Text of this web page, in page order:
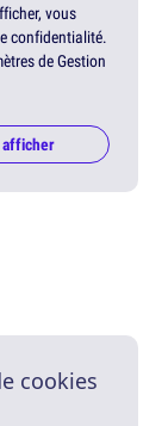
vous
confidentialité.
de Gestion
afficher
cookies